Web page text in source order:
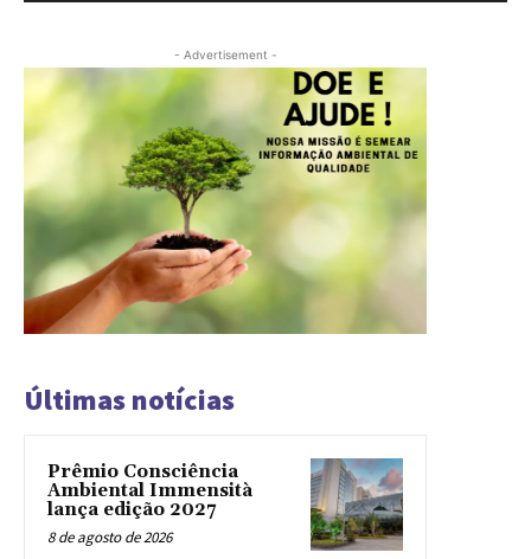
- Advertisement -
Últimas notícias
Prêmio Consciência
Ambiental Immensità
lança edição 2027
8 de agosto de 2026